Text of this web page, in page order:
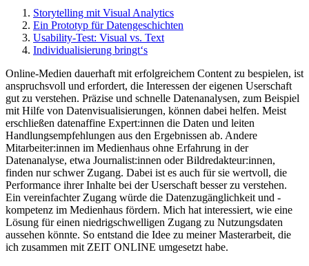
Storytelling mit Visual Analytics
Ein Prototyp für Datengeschichten
Usability-Test: Visual vs. Text
Individualisierung bringt‘s
Online-Medien dauerhaft mit erfolgreichem Content zu bespielen, ist
anspruchsvoll und erfordert, die Interessen der eigenen Userschaft
gut zu verstehen. Präzise und schnelle Datenanalysen, zum Beispiel
mit Hilfe von Datenvisualisierungen, können dabei helfen. Meist
erschließen datenaffine Expert:innen die Daten und leiten
Handlungsempfehlungen aus den Ergebnissen ab. Andere
Mitarbeiter:innen im Medienhaus ohne Erfahrung in der
Datenanalyse, etwa Journalist:innen oder Bildredakteur:innen,
finden nur schwer Zugang. Dabei ist es auch für sie wertvoll, die
Performance ihrer Inhalte bei der Userschaft besser zu verstehen.
Ein vereinfachter Zugang würde die Datenzugänglichkeit und -
kompetenz im Medienhaus fördern. Mich hat interessiert, wie eine
Lösung für einen niedrigschwelligen Zugang zu Nutzungsdaten
aussehen könnte. So entstand die Idee zu meiner Masterarbeit, die
ich zusammen mit ZEIT ONLINE umgesetzt habe.